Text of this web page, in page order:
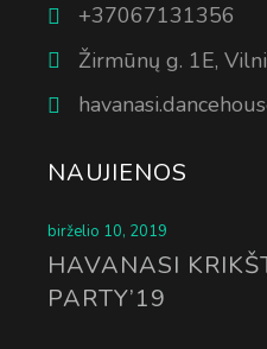
+37067131356
Žirmūnų g. 1E,
NAUJIENOS
birželio 10, 2019
HAVANASI
PARTY’19